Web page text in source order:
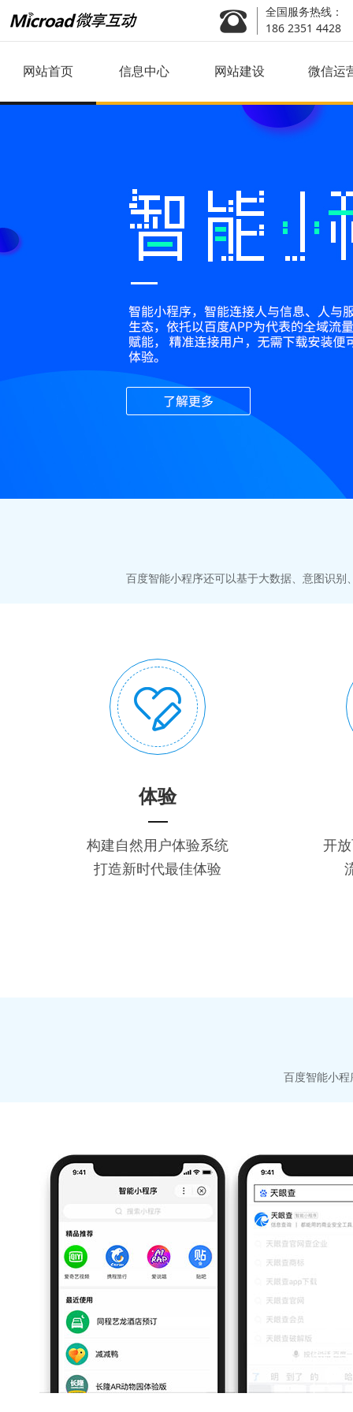
全国服务热线：
186 2351 4428
网站首页 信息中心 网站建设 微信运
百度智能小程序还可以基于大数据、意图识
体验
构建自然用户体验系统
打造新时代最佳体验
开
百度智能小